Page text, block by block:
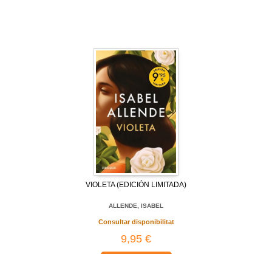
VIOLETA (EDICIÓN LIMITADA)
ALLENDE, ISABEL
Consultar disponibilitat
9,95 €